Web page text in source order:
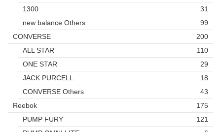
1300
31
new balance Others
99
CONVERSE
200
ALL STAR
110
ONE STAR
29
JACK PURCELL
18
CONVERSE Others
43
Reebok
175
PUMP FURY
121